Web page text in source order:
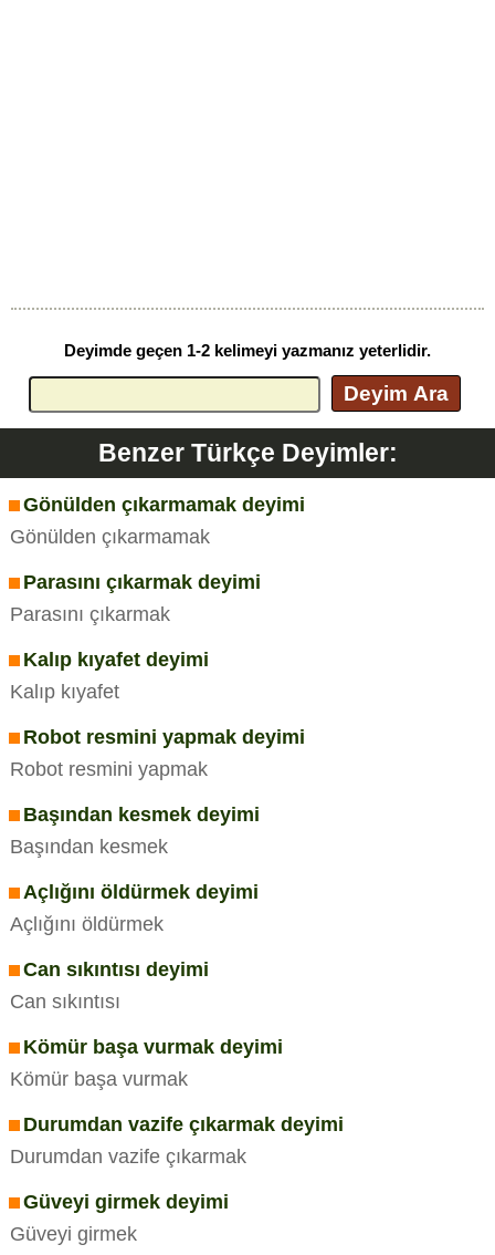
Deyimde geçen 1-2 kelimeyi yazmanız yeterlidir.
Deyim Ara
Benzer Türkçe Deyimler:
Gönülden çıkarmamak deyimi
Gönülden çıkarmamak
Parasını çıkarmak deyimi
Parasını çıkarmak
Kalıp kıyafet deyimi
Kalıp kıyafet
Robot resmini yapmak deyimi
Robot resmini yapmak
Başından kesmek deyimi
Başından kesmek
Açlığını öldürmek deyimi
Açlığını öldürmek
Can sıkıntısı deyimi
Can sıkıntısı
Kömür başa vurmak deyimi
Kömür başa vurmak
Durumdan vazife çıkarmak deyimi
Durumdan vazife çıkarmak
Güveyi girmek deyimi
Güveyi girmek